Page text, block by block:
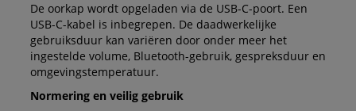
De oorkap wordt opgeladen via de USB-C-poort. Een
USB-C-kabel is inbegrepen. De daadwerkelijke
gebruiksduur kan variëren door onder meer het
ingestelde volume, Bluetooth-gebruik, gespreksduur en
omgevingstemperatuur.
Normering en veilig gebruik